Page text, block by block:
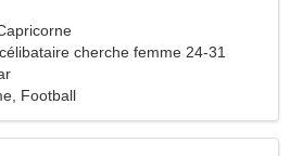
cherche femme 24-31
Football